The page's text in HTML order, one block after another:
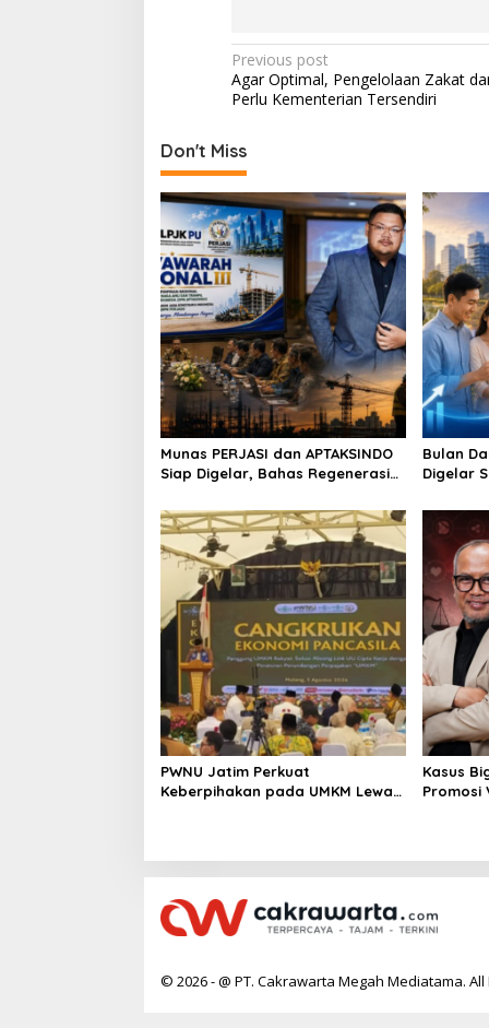
P
o
t
n
a
v
i
g
a
t
i
o
n
Previous post
Agar Optimal, Pengelolaan Zakat
Perlu Kementerian Tersendiri
Don't Miss
Munas PERJASI dan APTAKSINDO
Siap Digelar, Bahas Regenerasi
Bulan
Digelar
PWNU Jatim Perkuat
Keberpihakan pada UMKM Lewat
Kasus
Promosi
© 2026 - @ PT. Cakrawarta Megah Mediatama.